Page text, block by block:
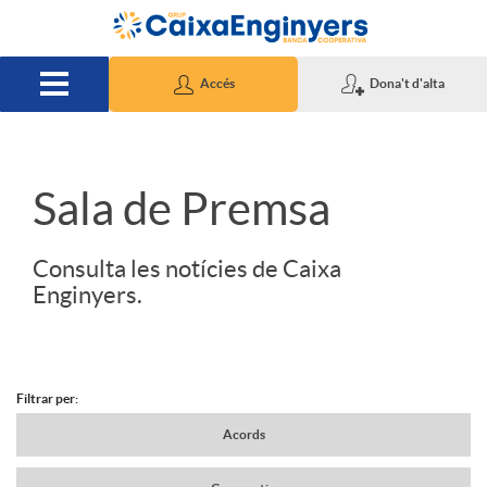
Salta al contingut principal
Accés Dona't d'alta
S
d
Sala de Premsa
Consulta les notícies de Caixa
Enginyers.
N
Filtrar per:
Acords